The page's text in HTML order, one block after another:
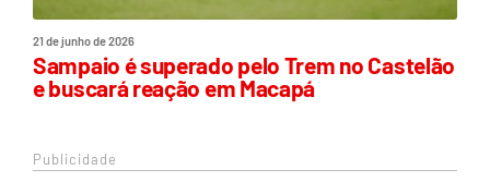
21 de junho de 2026
Sampaio é superado pelo Trem no Castelão
e buscará reação em Macapá
Publicidade